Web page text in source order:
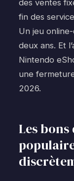
des ventes
fin des
Un jeu
deux ans. Et
Nintendo
une
2026.
Les